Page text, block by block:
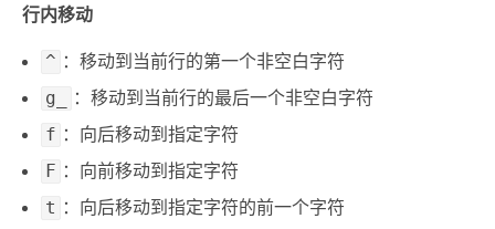
行内移动
^ ：移动到当前行的第一个非空白字符
g_ ：移动到当前行的最后一个非空白字符
f ：向后移动到指定字符
F ：向前移动到指定字符
t ：向后移动到指定字符的前一个字符